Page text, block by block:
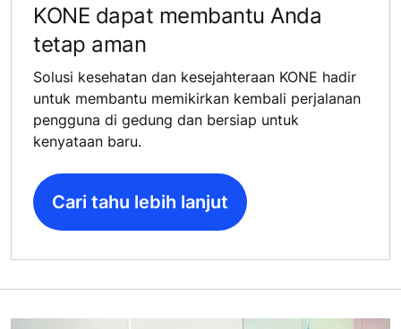
KONE dapat membantu Anda
tetap aman
Solusi kesehatan dan kesejahteraan KONE hadir
untuk membantu memikirkan kembali perjalanan
pengguna di gedung dan bersiap untuk
kenyataan baru.
Cari tahu lebih lanjut